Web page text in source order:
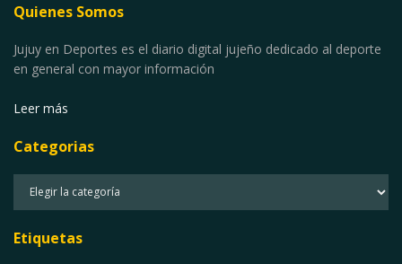
Quienes Somos
Jujuy en Deportes es el diario digital jujeño dedicado al deporte
en general con mayor información
Leer más
Categorias
Etiquetas